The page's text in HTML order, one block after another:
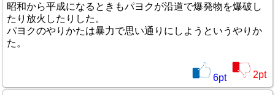
昭和から平成になるときもパヨクが沿道で爆発物を爆破し
たり放火したりした。
パヨクのやりかたは暴力で思い通りにしようというやりか
た。
6pt 2pt